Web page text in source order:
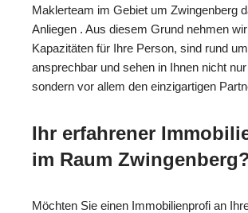
Maklerteam im Gebiet um Zwingenberg
Anliegen . Aus diesem Grund nehmen
Kapazitäten für Ihre Person, sind rund
ansprechbar und sehen in Ihnen nicht
sondern vor allem den einzigartigen
Ihr erfahrener
im Raum
Möchten Sie einen Immobilienprofi an